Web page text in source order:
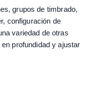
grupos de timbrado,
configuración de
variedad de otras
profundidad y ajustar